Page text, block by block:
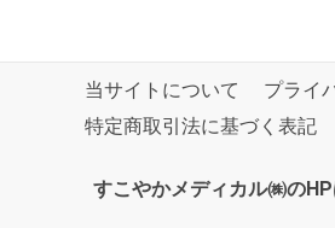
当サイトについて
プライ
特定商取引法に基づく表記
すこやかメディカル㈱の